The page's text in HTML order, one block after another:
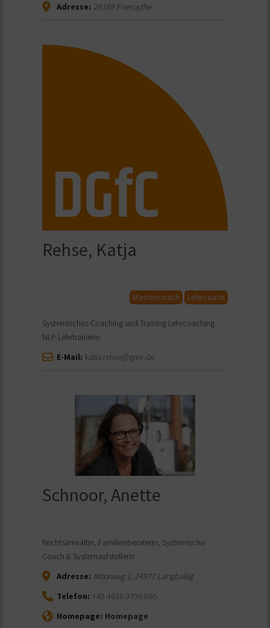
Adresse: 26169Friesoythe
Rehse, Katja
Mastercoach Lehrcoach
Systemisches Coaching und Training Lehrcoaching
NLP Lehrtrainerin
E-Mail: katja.rehse@gmx.de
Schnoor, Anette
Rechtsanwältin, Familienberaterin, Systemische
Coach & Systemaufstellerin
Adresse: Moorweg 1, 24977Langballig
Telefon: +49 4636 9796 866
Homepage: Homepage